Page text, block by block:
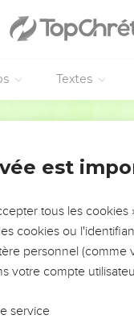
Textes
L’ANNÉE !
?
foi ou leur vision. Mais
alors même que ce
sur les erreurs
est
tous les
cookies ou
personnel (comme
votre compte
service